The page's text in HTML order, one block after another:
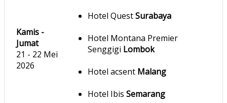
Hotel QuestSurabaya
Hotel Montana Premier
Senggigi Lombok
Hotel acsent Malang
Hotel Ibis Semarang
Kamis -
Jumat
21 - 22 Mei
2026